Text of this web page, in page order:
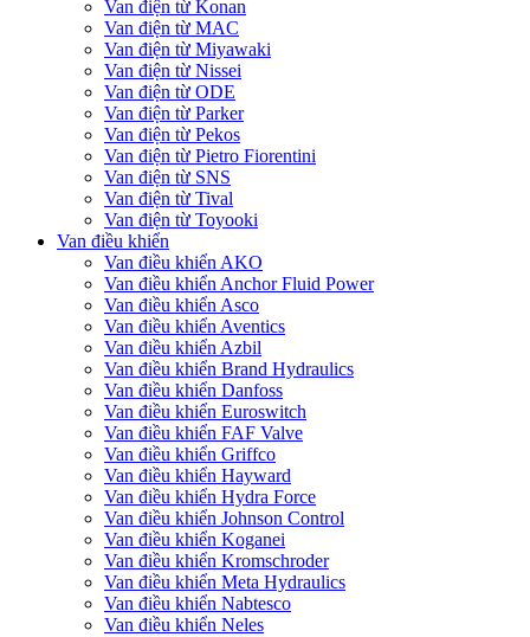
Van điện từ Konan
Van điện từ MAC
Van điện từ Miyawaki
Van điện từ Nissei
Van điện từ ODE
Van điện từ Parker
Van điện từ Pekos
Van điện từ Pietro Fiorentini
Van điện từ SNS
Van điện từ Tival
Van điện từ Toyooki
Van điều khiển
Van điều khiển AKO
Van điều khiển Anchor Fluid Power
Van điều khiển Asco
Van điều khiển Aventics
Van điều khiển Azbil
Van điều khiển Brand Hydraulics
Van điều khiển Danfoss
Van điều khiển Euroswitch
Van điều khiển FAF Valve
Van điều khiển Griffco
Van điều khiển Hayward
Van điều khiển Hydra Force
Van điều khiển Johnson Control
Van điều khiển Koganei
Van điều khiển Kromschroder
Van điều khiển Meta Hydraulics
Van điều khiển Nabtesco
Van điều khiển Neles